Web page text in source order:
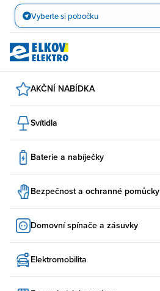
Přejít
obsah
Vyberte si pobočku
AKČNÍ NABÍDKA
Svítidla
Baterie a nabíječky
Bezpečnost a ochranné pomůcky
Domovní spínače a zásuvky
Elektromobilita